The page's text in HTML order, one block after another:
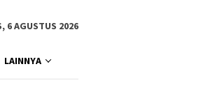
6 AGUSTUS 2026
LAINNYA